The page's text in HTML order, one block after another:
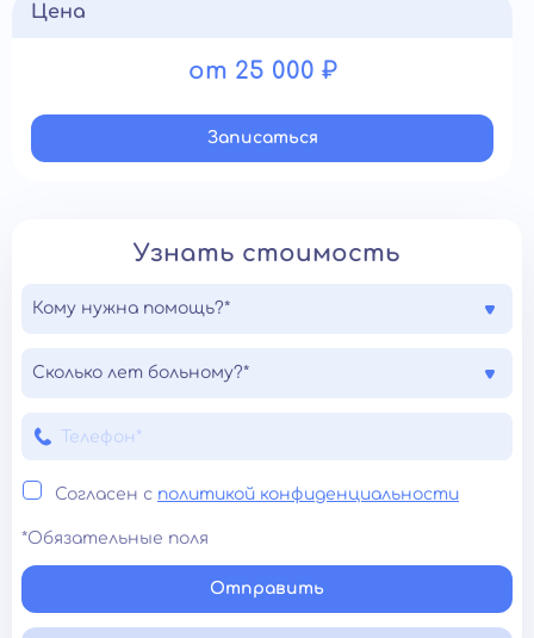
Цена
от 25 000 ₽
Записатьcя
Узнать стоимость
Кому нужна помощь?*
Сколько лет больному?*
Согласен с политикой конфиденциальности
*Обязательные поля
Отправить